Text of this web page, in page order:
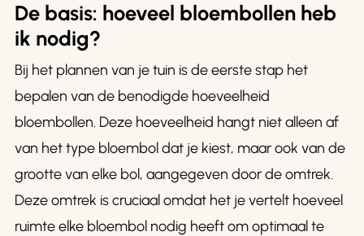
De basis: hoeveel bloembollen heb
ik nodig?
Bij het plannen van je tuin is de eerste stap het
bepalen van de benodigde hoeveelheid
bloembollen. Deze hoeveelheid hangt niet alleen af
van het type bloembol dat je kiest, maar ook van de
grootte van elke bol, aangegeven door de omtrek.
Deze omtrek is cruciaal omdat het je vertelt hoeveel
ruimte elke bloembol nodig heeft om optimaal te